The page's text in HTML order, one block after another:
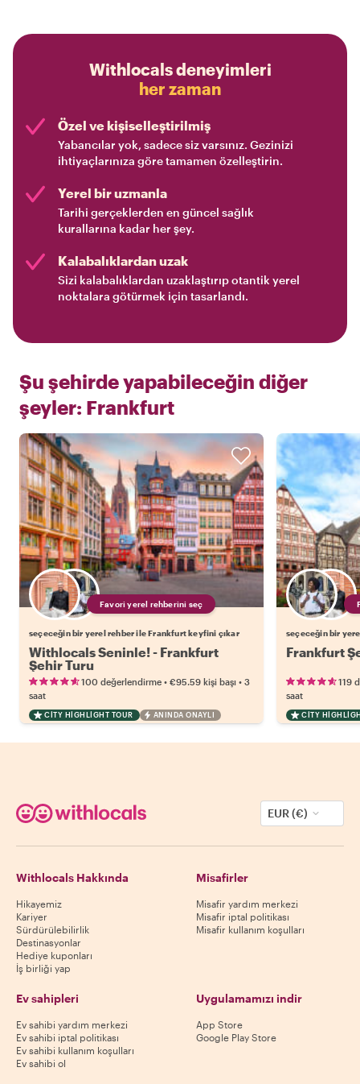
Withlocals deneyimleri
her zaman
Özel ve kişiselleştirilmiş
Yabancılar yok, sadece siz varsınız. Gezinizi
ihtiyaçlarınıza göre tamamen özelleştirin.
Yerel bir uzmanla
Tarihi gerçeklerden en güncel sağlık
kurallarına kadar her şey.
Kalabalıklardan uzak
Sizi kalabalıklardan uzaklaştırıp otantik yerel
noktalara götürmek için tasarlandı.
Şu şehirde yapabileceğin diğer
şeyler: Frankfurt
Favori yerel rehberini seç
seçeceğin bir yerel rehber ile Frankfurt keyfini çıkar
Withlocals Seninle! - Frankfurt
Şehir Turu
100 değerlendirme • €95.59 kişi başı • 3
saat
CITY HIGHLIGHT TOUR ANINDA ONAYLI
seçeceğin bir
Frankfurt
119
saat
CITY
EUR (€)
Withlocals Hakkında
Hikayemiz
Kariyer
Sürdürülebilirlik
Destinasyonlar
Hediye kuponları
İş birliği yap
Misafirler
Misafir yardım merkezi
Misafir iptal politikası
Misafir kullanım koşulları
Ev sahipleri
Ev sahibi yardım merkezi
Ev sahibi iptal politikası
Ev sahibi kullanım koşulları
Ev sahibi ol
Uygulamamızı indir
App Store
Google Play Store